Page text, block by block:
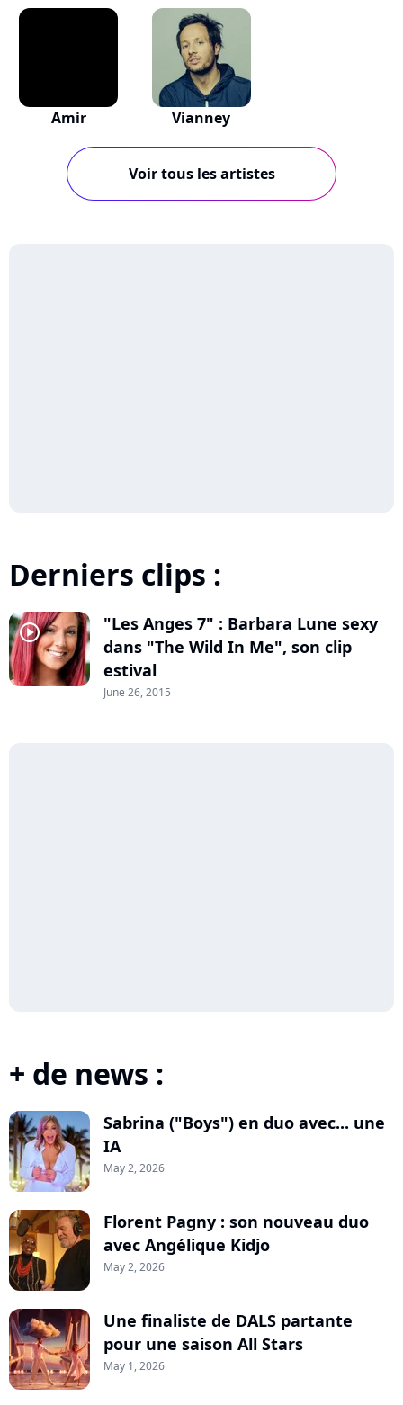
Amir Vianney
Voir tous les artistes
Derniers clips :
player2
"Les Anges 7" : Barbara Lune sexy
dans "The Wild In Me", son clip
estival
June 26, 2015
+ de news :
Sabrina ("Boys") en duo avec... une
IA
May 2, 2026
Florent Pagny : son nouveau duo
avec Angélique Kidjo
May 2, 2026
Une finaliste de DALS partante
pour une saison All Stars
May 1, 2026